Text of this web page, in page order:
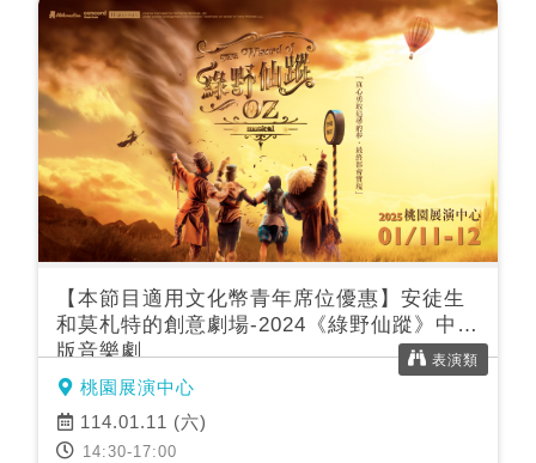
【本節目適用文化幣青年席位優惠】安徒生
和莫札特的創意劇場-2024《綠野仙蹤》中文
版音樂劇
桃園展演中心
表演類
114.01.11 (六)
14:30-17:00